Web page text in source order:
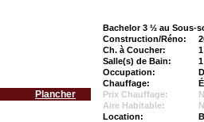
Plancher
Bachelor 3 ½ au Sous-
Construction/Réno:
Ch. à Coucher:
1
Salle(s) de Bain:
1
Occupation:
Chauffage:
Prix Chauffage:
Aire Habitable:
Location: